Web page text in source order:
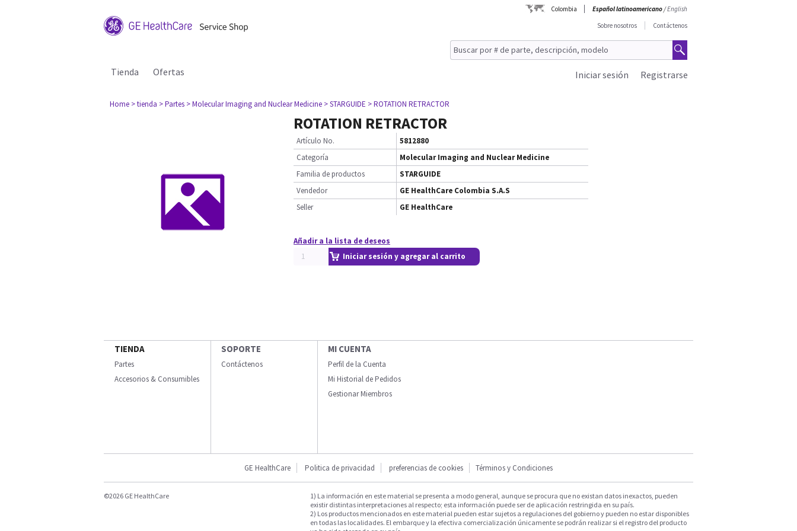
Colombia Español latinoamericano/English
Sobre nosotros
Contáctenos
Tienda Ofertas Registrarse
Iniciar sesión
Home > tienda > Partes > Molecular Imaging and Nuclear Medicine > STARGUIDE > ROTATION RETRACTOR
ROTATION RETRACTOR
Artículo No.
5812880
Categoría
Molecular Imaging and Nuclear Medicine
Familia de productos
STARGUIDE
Vendedor
GE HealthCare Colombia S.A.S
Seller
GE HealthCare
Añadir a la lista de deseos
Iniciar sesión y agregar al carrito
TIENDA
Partes
Accesorios & Consumibles
SOPORTE
Contáctenos
MI CUENTA
Perfil de la Cuenta
Mi Historial de Pedidos
Gestionar Miembros
GE HealthCare Politica de privacidad preferencias de cookies Términos y Condiciones
©2026 GE HealthCare
1) La información en este material se presenta a modo general, aunque se procura que no existan datos inexactos, pueden
existir distintas interpretaciones al respecto; esta información puede ser de aplicación restringida en su país.
2) Los productos mencionados en este material pueden estar sujetos a regulaciones del gobierno y pueden no estar disponibles
en todas las localidades. El embarque y la efectiva comercialización únicamente se podrán realizar si el registro del producto